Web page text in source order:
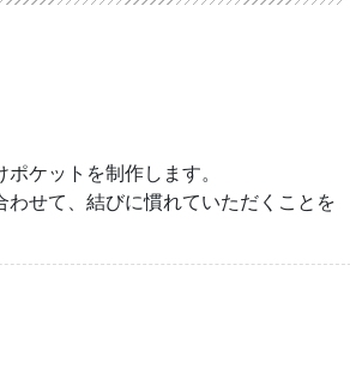
ケットを制作します。
わせて、結びに慣れていただくことを